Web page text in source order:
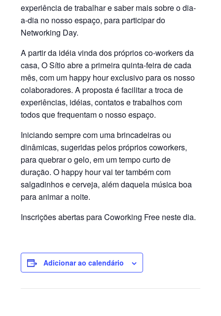
experiência de trabalhar e saber mais sobre o dia-
a-dia no nosso espaço, para participar do
Networking Day.
A partir da idéia vinda dos próprios co-workers da
casa, O Sítio abre a primeira quinta-feira de cada
mês, com um happy hour exclusivo para os nosso
colaboradores. A proposta é facilitar a troca de
experiências, idéias, contatos e trabalhos com
todos que frequentam o nosso espaço.
Iniciando sempre com uma brincadeiras ou
dinâmicas, sugeridas pelos próprios coworkers,
para quebrar o gelo, em um tempo curto de
duração. O happy hour vai ter também com
salgadinhos e cerveja, além daquela música boa
para animar a noite.
Inscrições abertas para Coworking Free neste dia.
Adicionar ao calendário